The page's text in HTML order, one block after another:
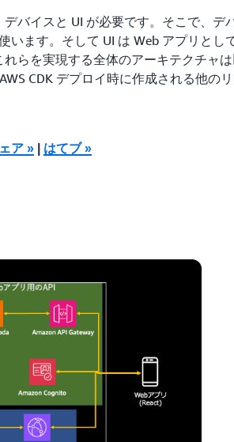
バイスと UI が必要です。そこで、デ
います。そして UI は Web アプリとし
らを実現する全体のアーキテクチャ
CDK デプロイ時に作成される他の
ア » はてブ »